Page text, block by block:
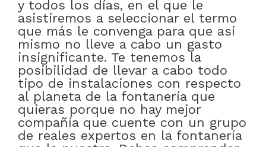
y todos los días, en el que le
asistiremos a seleccionar el termo
que más le convenga para que así
mismo no lleve a cabo un gasto
insignificante. Te tenemos la
posibilidad de llevar a cabo todo
tipo de instalaciones con respecto
al planeta de la fontanería que
quieras porque no hay mejor
compañía que cuente con un grupo
de reales expertos en la fontanería